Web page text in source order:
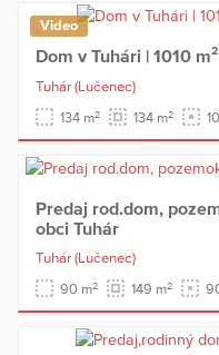
Video
Dom v Tuhári | 1010
Tuhár (Lučenec)
134 m2 134 m2
Predaj rod.dom,
obci Tuhár
Tuhár (Lučenec)
90 m2 149 m2